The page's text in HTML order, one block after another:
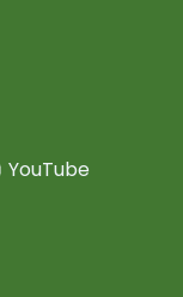
YouTube